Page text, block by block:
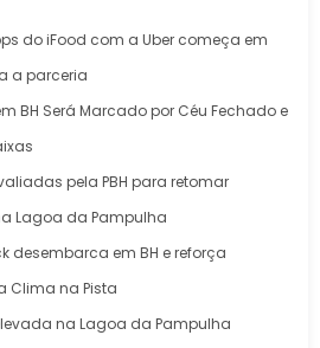
do iFood com a Uber começa em
a parceria
BH Será Marcado por Céu Fechado e
pela PBH para retomar
Lagoa da Pampulha
desembarca em BH e reforça
Clima na Pista
na Lagoa da Pampulha